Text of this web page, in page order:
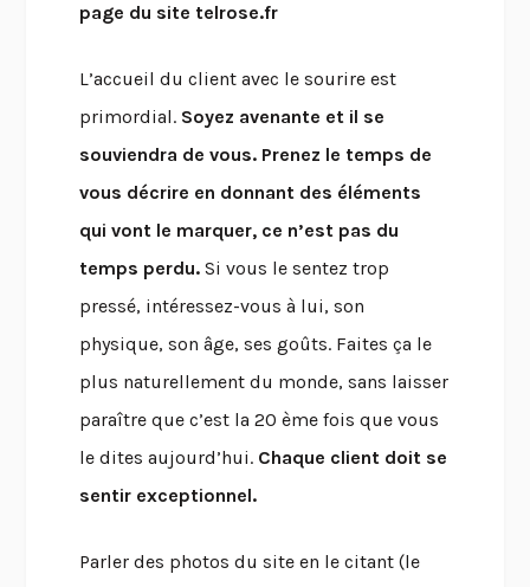
page du site telrose.fr
L’accueil du client avec le sourire est
primordial. Soyez avenante et il se
souviendra de vous. Prenez le temps de
vous décrire en donnant des éléments
qui vont le marquer, ce n’est pas du
temps perdu. Si vous le sentez trop
pressé, intéressez-vous à lui, son
physique, son âge, ses goûts. Faites ça le
plus naturellement du monde, sans laisser
paraître que c’est la 20 ème fois que vous
le dites aujourd’hui. Chaque client doit se
sentir exceptionnel.
Parler des photos du site en le citant (le